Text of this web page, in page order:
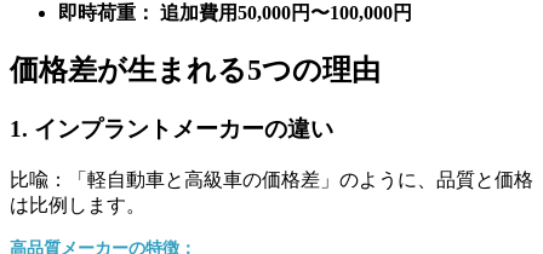
即時荷重： 追加費用50,000円〜100,000円
価格差が生まれる5つの理由
1. インプラントメーカーの違い
比喩：「軽自動車と高級車の価格差」のように、品質と価格
は比例します。
高品質メーカーの特徴：